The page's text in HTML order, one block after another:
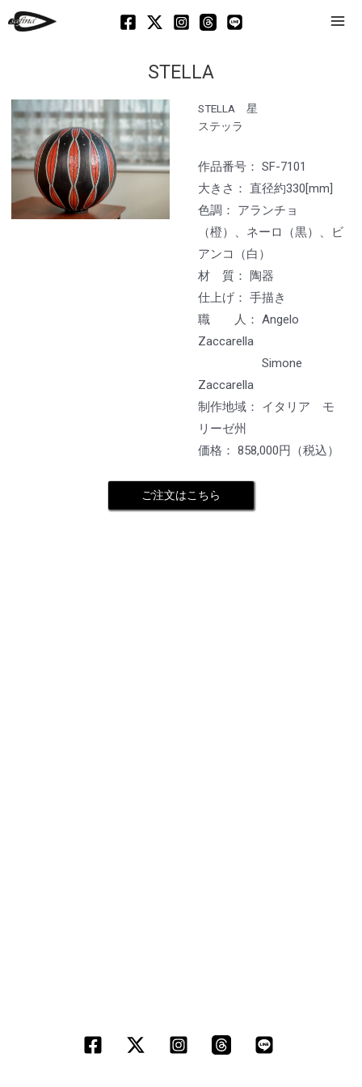
STELLA
STELLA 星
ステッラ
作品番号： SF-7101
大きさ： 直径約330[mm]
色調： アランチョ
（橙）、ネーロ（黒）、ビ
アンコ（白）
材 質： 陶器
仕上げ： 手描き
職 人： Angelo
Zaccarella
Simone
Zaccarella
制作地域： イタリア モ
リーゼ州
価格： 858,000円（税込）
ご注文はこちら